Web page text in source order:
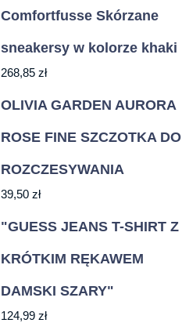
Comfortfusse Skórzane
sneakersy w kolorze khaki
268,85 zł
OLIVIA GARDEN AURORA
ROSE FINE SZCZOTKA DO
ROZCZESYWANIA
39,50 zł
"GUESS JEANS T-SHIRT Z
KRÓTKIM RĘKAWEM
DAMSKI SZARY"
124,99 zł